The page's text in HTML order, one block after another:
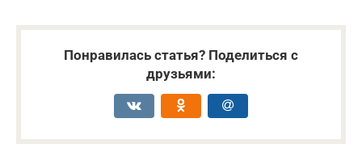
Понравилась статья? Поделиться с
друзьями: